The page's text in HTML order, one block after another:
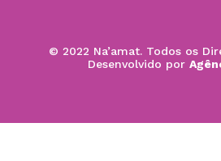
© 2022 Na’amat. Todos os
Desenvolvido por